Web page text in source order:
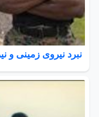
نبرد نیروی زمینی و